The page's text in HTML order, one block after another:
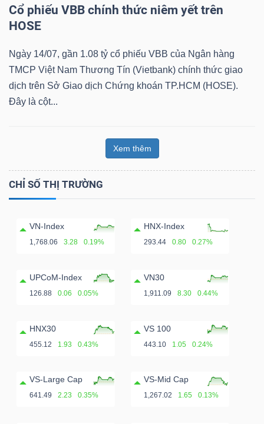
Cổ phiếu VBB chính thức niêm yết trên
HOSE
Ngày 14/07, gần 1.08 tỷ cổ phiếu VBB của Ngân hàng
TMCP Việt Nam Thương Tín (Vietbank) chính thức giao
dịch trên Sở Giao dịch Chứng khoán TP.HCM (HOSE).
Đây là cột...
Xem thêm
CHỈ SỐ THỊ TRƯỜNG
VN-Index
1,768.06 3.28 0.19%
HNX-Index
293.44 0.80 0.27%
UPCoM-Index
126.88 0.06 0.05%
VN30
1,911.09 8.30 0.44%
HNX30
455.12 1.93 0.43%
VS 100
443.10 1.05 0.24%
VS-Large Cap
641.49 2.23 0.35%
VS-Mid Cap
1,267.02 1.65 0.13%